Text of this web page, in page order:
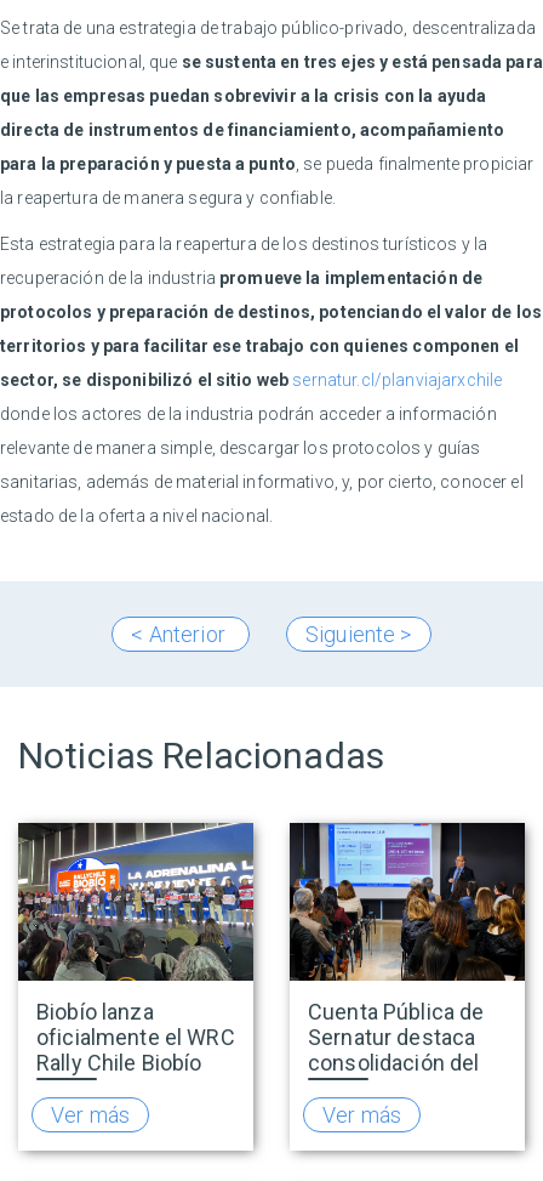
Se trata de una estrategia de trabajo público-privado, descentralizada
e interinstitucional, que se sustenta en tres ejes y está pensada para
que las empresas puedan sobrevivir a la crisis con la ayuda
directa de instrumentos de financiamiento, acompañamiento
para la preparación y puesta a punto , se pueda finalmente propiciar
la reapertura de manera segura y confiable.
Esta estrategia para la reapertura de los destinos turísticos y la
recuperación de la industria promueve la implementación de
protocolos y preparación de destinos, potenciando el valor de los
territorios y para facilitar ese trabajo con quienes componen el
sector, se disponibilizó el sitio web sernatur.cl/planviajarxchile
donde los actores de la industria podrán acceder a información
relevante de manera simple, descargar los protocolos y guías
sanitarias, además de material informativo, y, por cierto, conocer el
estado de la oferta a nivel nacional.
< Anterior Siguiente >
Noticias Relacionadas
Biobío lanza
oficialmente el WRC
Rally Chile Biobío
2026 con 141
empresas
adheridas al Sello
Rally
Ver más
Cuenta Pública de
Sernatur destaca
consolidación del
turismo en 2025 y
presenta hoja de
ruta para fortalecer
la competitividad
Ver más